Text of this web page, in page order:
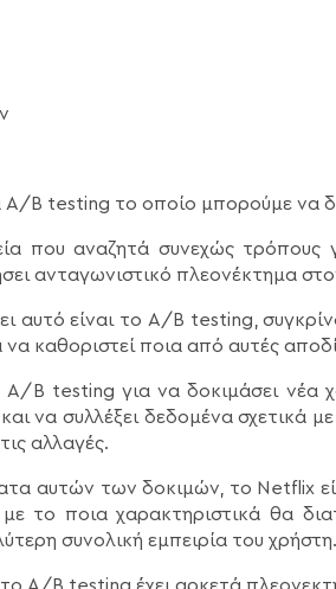
B testing το οποίο μπορούμε να
που αναζητά συνεχώς τρόπους
ανταγωνιστικό πλεονέκτημα
αυτό είναι το A/B testing,
να καθοριστεί ποια από αυτές
Α/Β testing για να δοκιμάσει νέα
να συλλέξει δεδομένα σχετικά
αλλαγές.
αυτών των δοκιμών, το Netflix
το ποια χαρακτηριστικά θα
συνολική εμπειρία του χρήστη.